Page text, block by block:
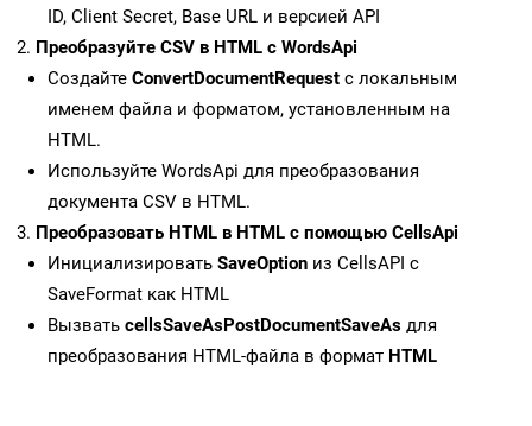
ID, Client Secret, Base URL и версией API
Преобразуйте CSV в HTML с WordsApi
Создайте ConvertDocumentRequest с локальным
именем файла и форматом, установленным на
HTML.
Используйте WordsApi для преобразования
документа CSV в HTML.
Преобразовать HTML в HTML с помощью CellsApi
Инициализировать SaveOption из CellsAPI с
SaveFormat как HTML
Вызвать cellsSaveAsPostDocumentSaveAs для
преобразования HTML-файла в формат HTML